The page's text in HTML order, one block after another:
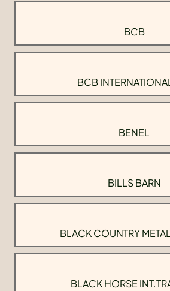
BCB
BCB
BENEL
BILLS BARN
BLACK COUNTRY
BLACK HORSE